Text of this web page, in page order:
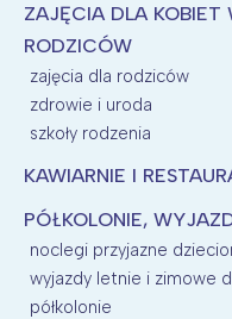
ZAJĘCIA DLA
RODZICÓW
zajęcia dla rodziców
zdrowie i uroda
szkoły rodzenia
KAWIARNIE I
PÓŁKOLONIE,
noclegi przyjazne
wyjazdy letnie i zimowe
półkolonie